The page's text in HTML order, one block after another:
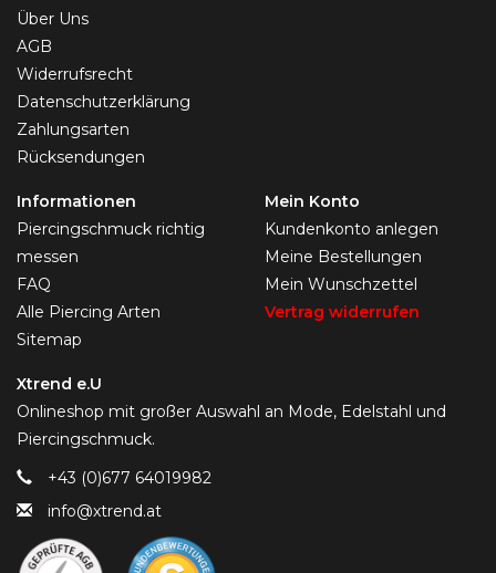
Über Uns
AGB
Widerrufsrecht
Datenschutzerklärung
Zahlungsarten
Rücksendungen
Informationen
Piercingschmuck richtig
messen
FAQ
Alle Piercing Arten
Sitemap
Mein Konto
Kundenkonto anlegen
Meine Bestellungen
Mein Wunschzettel
Vertrag widerrufen
Xtrend e.U
Onlineshop mit großer Auswahl an Mode, Edelstahl und
Piercingschmuck.
+43 (0)677 64019982
info@xtrend.at